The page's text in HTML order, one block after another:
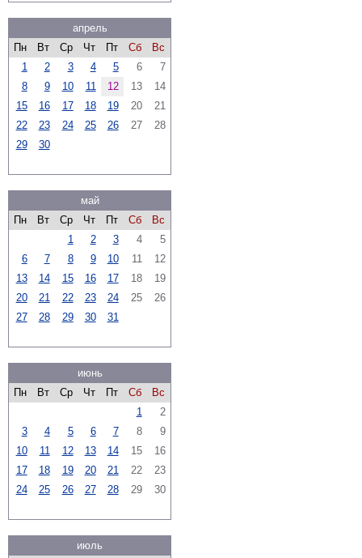
апрель
Пн
Вт Ср Чт Пт Сб
Вс
1
2 3 4 5 6
7
8
9 10 11 12 13
14
15
16 17 18 19 20
21
22
23 24 25 26 27
28
29
30
май
Пн
Вт Ср Чт Пт Сб
Вс
1
2 3 4
5
6
7 8 9 10 11
12
13
14 15 16 17 18
19
20
21 22 23 24 25
26
27
28 29 30 31
июнь
Пн
Вт Ср Чт Пт Сб
Вс
1
2
3
4 5 6 7 8
9
10
11 12 13 14 15
16
17
18 19 20 21 22
23
24
25 26 27 28 29 30
июль